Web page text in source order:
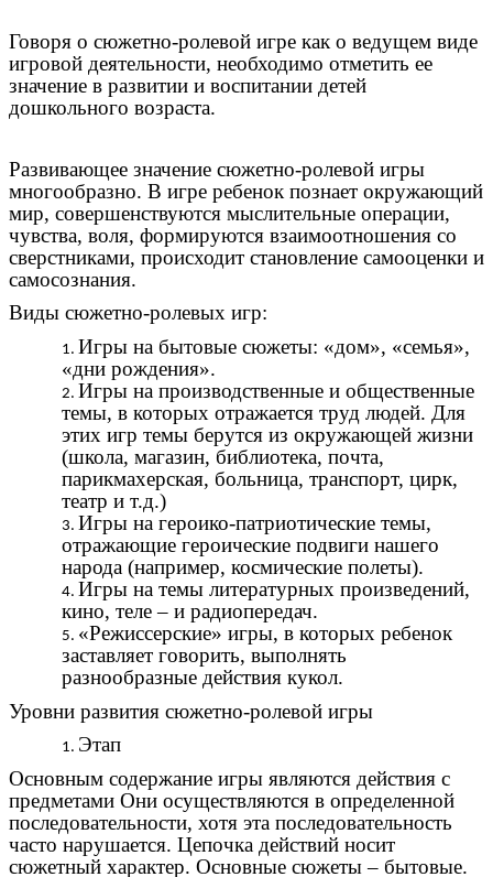
Говоря о сюжетно-ролевой игре как о ведущем виде
игровой деятельности, необходимо отметить ее
значение в развитии и воспитании детей
дошкольного возраста.
Развивающее значение сюжетно-ролевой игры
многообразно. В игре ребенок познает окружающий
мир, совершенствуются мыслительные операции,
чувства, воля, формируются взаимоотношения со
сверстниками, происходит становление самооценки и
самосознания.
Виды сюжетно-ролевых игр:
Игры на бытовые сюжеты: «дом», «семья»,
«дни рождения».
Игры на производственные и общественные
темы, в которых отражается труд людей. Для
этих игр темы берутся из окружающей жизни
(школа, магазин, библиотека, почта,
парикмахерская, больница, транспорт, цирк,
театр и т.д.)
Игры на героико-патриотические темы,
отражающие героические подвиги нашего
народа (например, космические полеты).
Игры на темы литературных произведений,
кино, теле – и радиопередач.
«Режиссерские» игры, в которых ребенок
заставляет говорить, выполнять
разнообразные действия кукол.
Уровни развития сюжетно-ролевой игры
Этап
Основным содержание игры являются действия с
предметами Они осуществляются в определенной
последовательности, хотя эта последовательность
часто нарушается. Цепочка действий носит
сюжетный характер. Основные сюжеты – бытовые.